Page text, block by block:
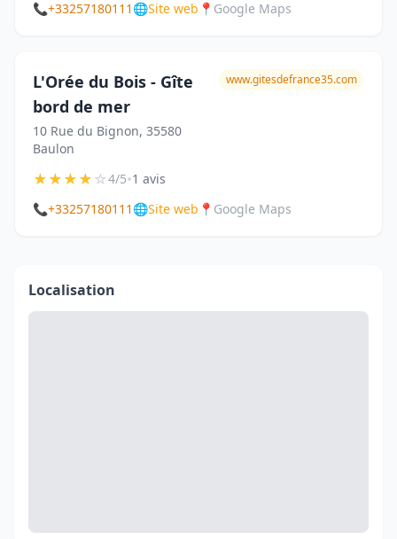
📞+33257180111 🌐Site web 📍 Google Maps
L'Orée du Bois - Gîte
bord de mer
10 Rue du Bignon, 35580
Baulon
www.gitesdefrance35.com
★★★★☆4/5•1 avis
📞+33257180111 🌐Site web 📍 Google Maps
Localisation